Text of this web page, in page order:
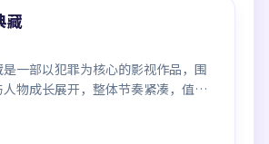
藏
一部以犯罪为核心的影视作品，围
物成长展开，整体节奏紧凑，值得